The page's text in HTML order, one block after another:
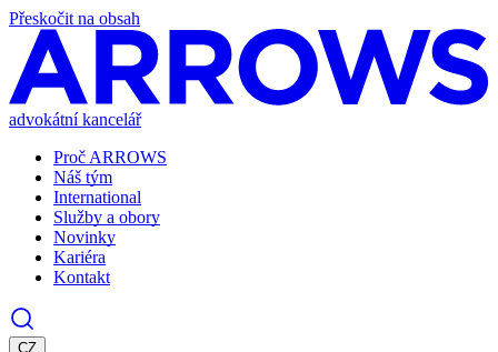
Přeskočit na obsah
advokátní kancelář
Proč ARROWS
Náš tým
International
Služby a obory
Novinky
Kariéra
Kontakt
CZ